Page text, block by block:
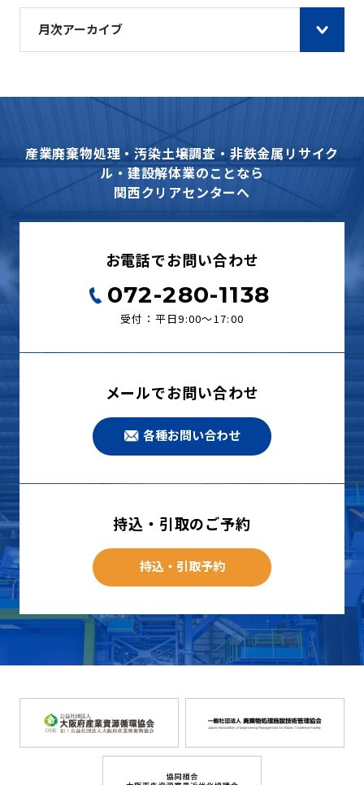
月次アーカイブ
産業廃棄物処理・汚染土壌調査・非鉄金属リサイク
ル・建設解体業のことなら
関西クリアセンターへ
お電話でお問い合わせ
072-280-1138
受付：平日9:00〜17:00
メールでお問い合わせ
各種お問い合わせ
持込・引取のご予約
持込・引取予約